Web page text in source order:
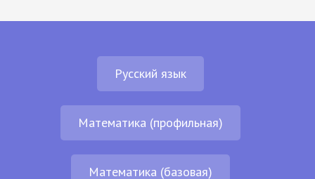
Русский язык
Математика (профильная)
Математика (базовая)